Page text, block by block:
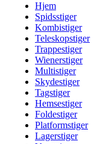
Hjem
Spidsstiger
Kombistiger
Teleskopstiger
Trappestiger
Wienerstiger
Multistiger
Skydestiger
Tagstiger
Hemsestiger
Foldestiger
Platformstiger
Lagerstiger